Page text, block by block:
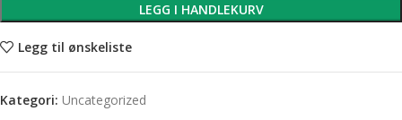
LEGG I HANDLEKURV
Legg til ønskeliste
Kategori: Uncategorized